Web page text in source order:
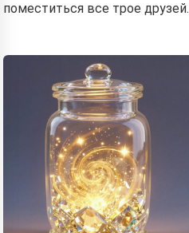
поместиться все трое друзей.